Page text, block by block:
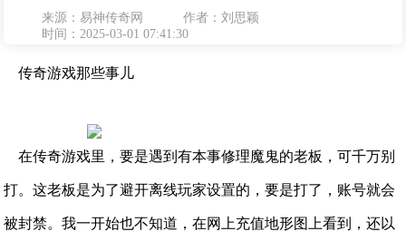
来源：易神传奇网
作者：刘思颖
时间：2025-03-01 07:41:30
传奇游戏那些事儿
在传奇游戏里，要是遇到有本事修理魔鬼的老板，可千万别
打。这老板是为了避开离线玩家设置的，要是打了，账号就会
被封禁。我一开始也不知道，在网上充值地形图上看到，还以